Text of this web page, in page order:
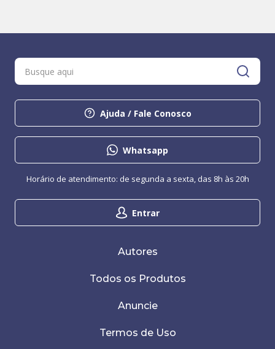
Ajuda / Fale Conosco
Whatsapp
Entrar
Horário de atendimento: de segunda a sexta, das 8h às 20h
Autores
Todos os Produtos
Anuncie
Termos de Uso